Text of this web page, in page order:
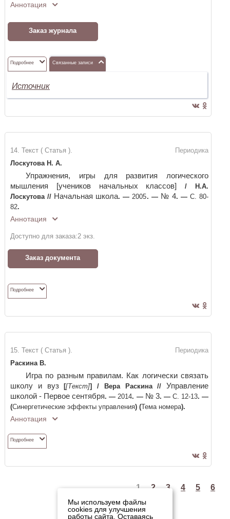
Аннотация
Заказ журнала
Подробнее Связанные записи
Источник
Периодика
14. Текст ( Статья ).
Лоскутова Н. А.
Упражнения, игры для развития логического
мышления [учеников начальных классов]
/
Н.А.
Лоскутова // Начальная школа. — 2005. — № 4. — С. 80-
82.
Аннотация
Доступно для заказа:2 экз.
Заказ документа
Подробнее
Периодика
15. Текст ( Статья ).
Раскина В.
Игра по разным правилам. Как логически связать
школу и вуз
[[Текст]] / Вера Раскина //
Управление
школой - Первое сентября. — 2014. — № 3. —С. 12-13. —
(Синергетические эффекты управления)(Тема номера).
Аннотация
Подробнее
1 2 3 4 5 6
Мы используем файлы
cookies для улучшения
работы сайта. Оставаясь